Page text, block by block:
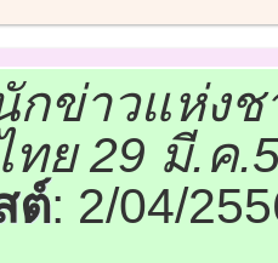
กข่าวแห่ง
ย 29 มี.ค
ต์: 2/04/